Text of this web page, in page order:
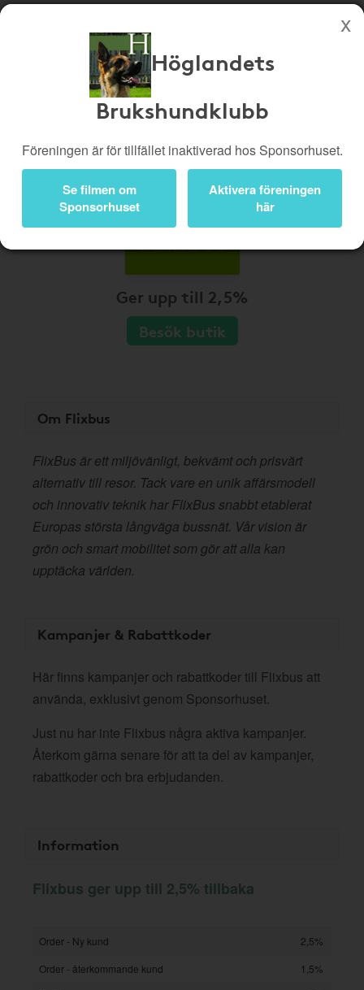
Köp genom denna sida stöttar Höglandets Brukshundklubb
Butiker
Bli medlem
Logga in
Höglandets
Brukshundklubb
Föreningen är för tillfället inaktiverad hos Sponsorhuset.
Se filmen om
Sponsorhuset
Aktivera föreningen
här
Ger upp till 2,5%
Besök butik
Om Flixbus
FlixBus är ett miljövänligt, bekvämt och prisvärt
alternativ till resor. Tack vare en unik affärsmodell
och innovativ teknik har FlixBus snabbt etablerat
Europas största långväga bussnät. Vår vision är
grön och smart mobilitet som gör att alla kan
upptäcka världen.
Kampanjer & Rabattkoder
Här finns kampanjer och rabattkoder till Flixbus att
använda, exklusivt genom Sponsorhuset.
Just nu har inte Flixbus några aktiva kampanjer.
Återkom gärna senare för att ta del av kampanjer,
rabattkoder och bra erbjudanden.
Information
Flixbus ger upp till 2,5% tillbaka
Order - Ny kund
2,5%
Order - återkommande kund
1,5%